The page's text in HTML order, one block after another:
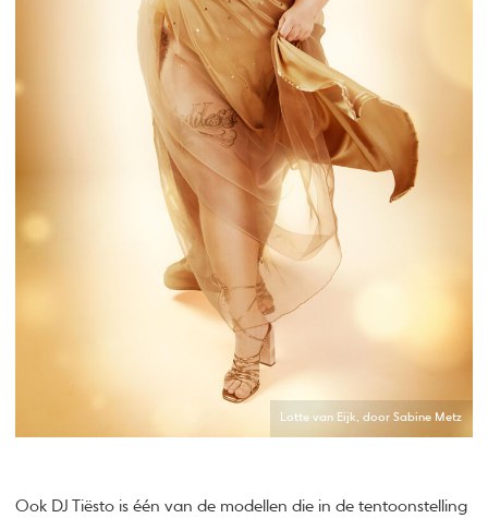
Lotte van Eijk, door Sabine Metz
Ook DJ Tiësto is één van de modellen die in de tentoonstelling